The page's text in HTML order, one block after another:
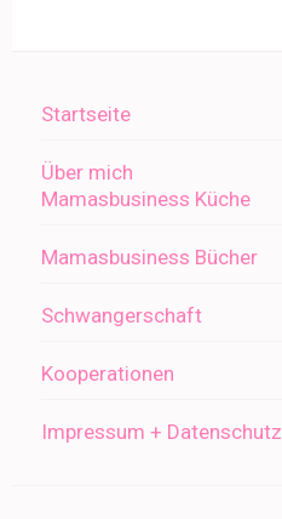
Startseite
Über mich
Mamasbusiness Küche
Mamasbusiness Bücher
Schwangerschaft
Kooperationen
Impressum + Datenschutz